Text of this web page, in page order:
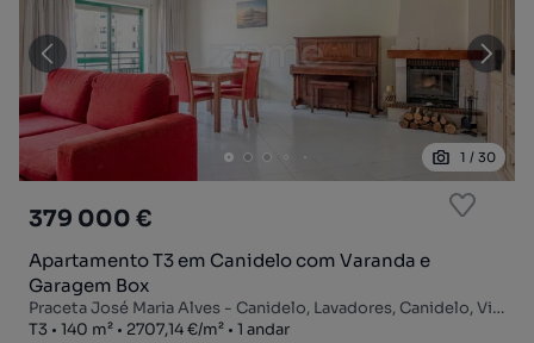
1 / 30
379 000 €
Apartamento T3 em Canidelo com Varanda e
Garagem Box
Praceta José Maria Alves - Canidelo, Lavadores, Canidelo, Vila Nova de Gaia, Porto
Tipologia
T3
Zona140 m²
Preço por metro quadrado
2707,14 €/m²
Andar
1 andar